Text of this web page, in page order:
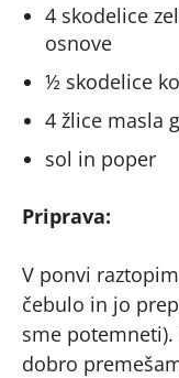
4 skodelice
osnove
½ skodelice
4 žlice masla
sol in poper
Priprava:
V ponvi
čebulo in jo
sme
dobro